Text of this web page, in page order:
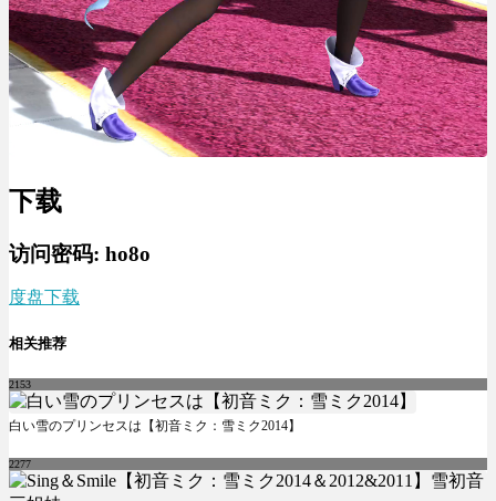
下载
访问密码: ho8o
度盘下载
相关推荐
2153
白い雪のプリンセスは【初音ミク：雪ミク2014】
2277